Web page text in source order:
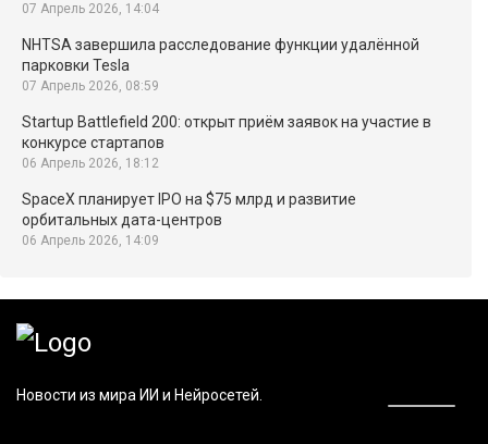
07 Апрель 2026, 14:04
NHTSA завершила расследование функции удалённой
парковки Tesla
07 Апрель 2026, 08:59
Startup Battlefield 200: открыт приём заявок на участие в
конкурсе стартапов
06 Апрель 2026, 18:12
SpaceX планирует IPO на $75 млрд и развитие
орбитальных дата-центров
06 Апрель 2026, 14:09
Новости из мира ИИ и Нейросетей.